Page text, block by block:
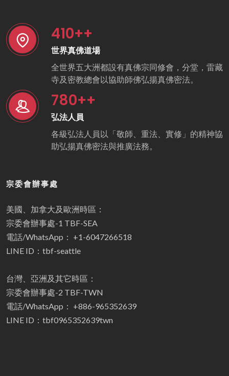
410++
世界真佛道場
全世界五大洲都設有真佛宗同修會，分堂，雷藏
寺及密教總會以協助師佛弘揚真佛密法。
780++
弘法人員
各級弘法人員以「敬師、重法、實修」的精神協
助弘揚真佛密法與推廣法務。
宗委會辦事處
美國、加拿大及歐洲時區：
宗委會辦事處-1 TBF-SEA
電話/WhatsApp： +1-6047266518
LINE ID：tbf-seattle
台灣、亞洲及其它時區：
宗委會辦事處-2 TBF-TWN
電話/WhatsApp： +886-965352639
LINE ID：tbf0965352639twn